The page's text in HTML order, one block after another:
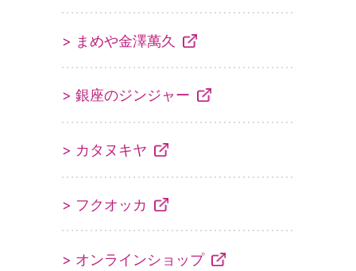
> まめや金澤萬久
> 銀座のジンジャー
> カタヌキヤ
> フクオッカ
> オンラインショップ